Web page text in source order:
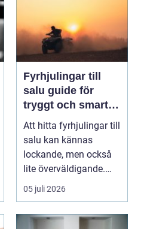
Fyrhjulingar till
salu guide för
tryggt och smart
köp
Att hitta fyrhjulingar till
salu kan kännas
lockande, men också
lite överväldigande.
Utbudet är stor...
05 juli 2026